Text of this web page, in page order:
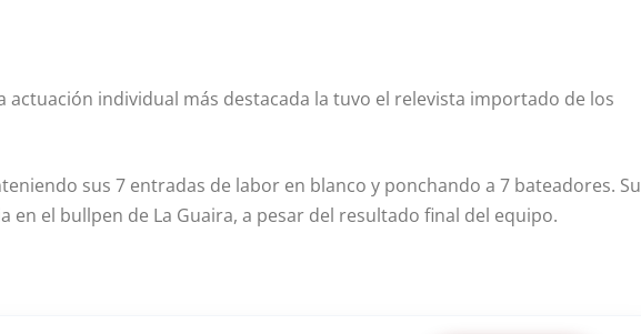
actuación individual más destacada la tuvo el relevista importado de los
sus 7 entradas de labor en blanco y ponchando a 7 bateadores. Su
el bullpen de La Guaira, a pesar del resultado final del equipo.